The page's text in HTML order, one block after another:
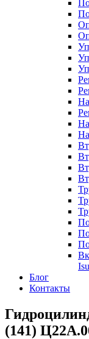
Блог
Контакты
(141)